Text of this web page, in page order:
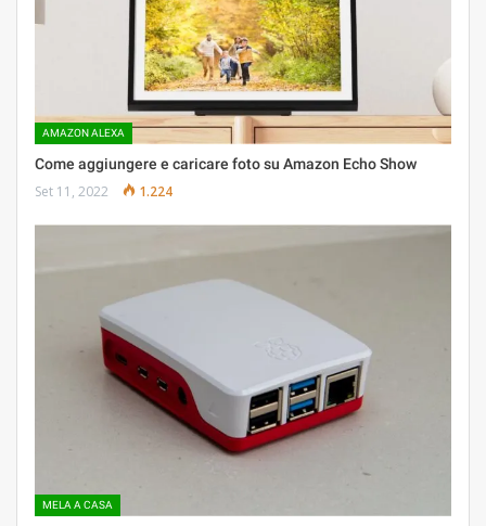
AMAZON ALEXA
Come aggiungere e caricare foto su Amazon Echo Show
Set 11, 2022 1.224
MELA A CASA